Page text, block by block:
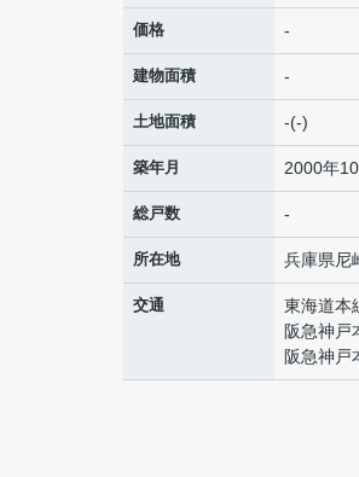
価格 -
建物面積 -
土地面積 -(-)
築年月 2000年
総戸数 -
所在地 兵庫県尼
交通 東海道本
阪急神戸
阪急神戸